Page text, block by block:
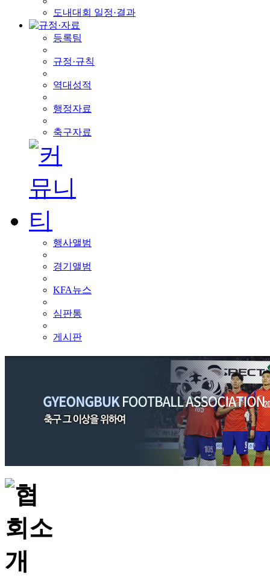
도내대회 일정·결과
등록팀
규정·규칙
역대성적
행정자료
축구자료
행사앨범
경기앨범
KFA뉴스
심판통
게시판